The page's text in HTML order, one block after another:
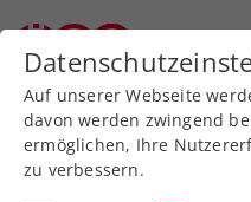
Zurück zur
ATP
Auf unserer Webseite
davon werden zwingend
ermöglichen, Ihre
zu verbessern.